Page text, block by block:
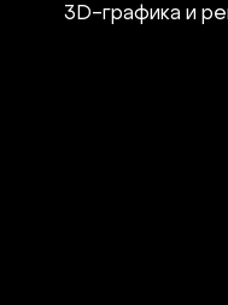
3D-графика и